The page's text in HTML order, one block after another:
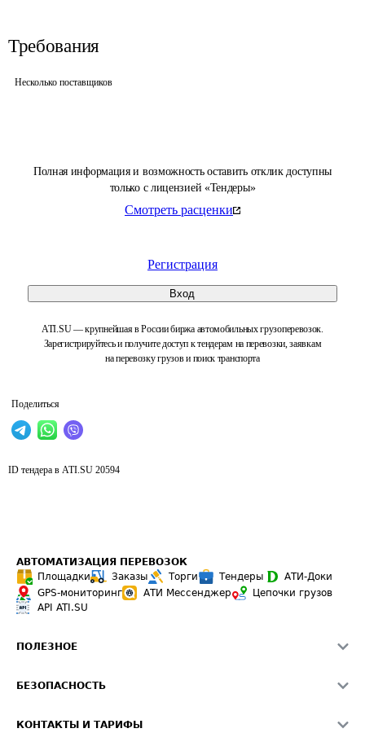
Полная информация и возможность оставить отклик доступны
только с лицензией «Тендеры»
Смотреть расценки
Регистрация
Вход
ATI.SU — крупнейшая в России биржа автомобильных грузоперевозок.
Зарегистрируйтесь и получите доступ к тендерам на перевозки, заявкам
на перевозку грузов и поиск транспорта
Поделиться
Требования
Несколько поставщиков
ID тендера в ATI.SU 20594
АВТОМАТИЗАЦИЯ ПЕРЕВОЗОК
Площадки
Заказы Торги Тендеры
АТИ-Доки
GPS-мониторинг
АТИ Мессенджер
Цепочки грузов
API ATI.SU
ПОЛЕЗНОЕ
Звезды ATI.SU на вашем сайте
БЕЗОПАСНОСТЬ
КОНТАКТЫ И ТАРИФЫ